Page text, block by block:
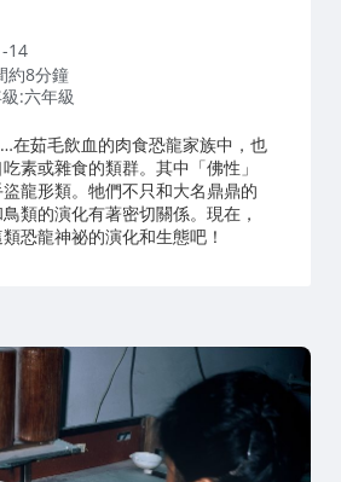
14
約8分鐘
:六年級
在茹毛飲血的肉食恐龍家族中，也
素或雜食的類群。其中「佛性」
龍形類。牠們不只和大名鼎鼎的
類的演化有著密切關係。現在，
恐龍神祕的演化和生態吧！